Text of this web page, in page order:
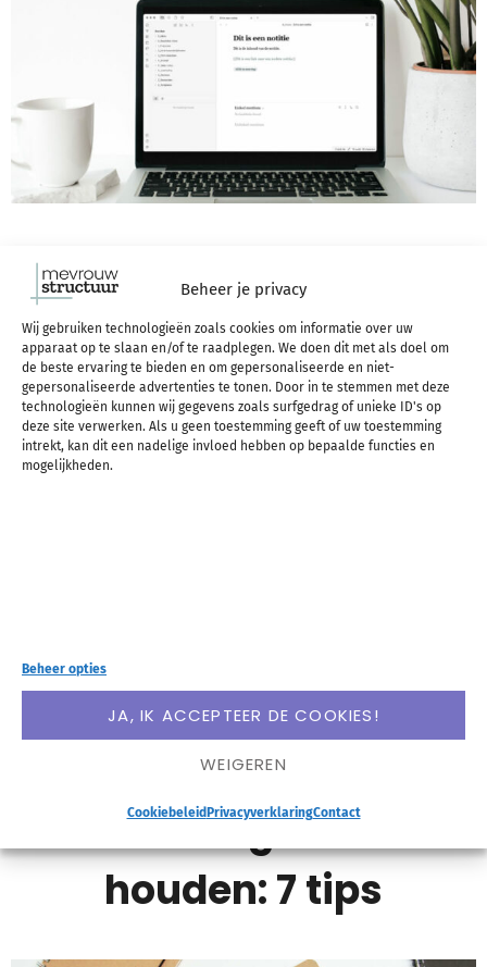
Beheer je privacy
Wij gebruiken technologieën zoals cookies om informatie over uw
apparaat op te slaan en/of te raadplegen. We doen dit met als doel om
de beste ervaring te bieden en om gepersonaliseerde en niet-
gepersonaliseerde advertenties te tonen. Door in te stemmen met deze
technologieën kunnen wij gegevens zoals surfgedrag of unieke ID's op
deze site verwerken. Als u geen toestemming geeft of uw toestemming
intrekt, kan dit een nadelige invloed hebben op bepaalde functies en
mogelijkheden.
Beheer opties
JA, IK ACCEPTEER DE COOKIES!
WEIGEREN
Cookiebeleid PrivacyverklaringContact
Obsidian is een notitie app die je op zo’n beetje al
je apparaten kunt gebruiken, en die zich vooral
onderscheidt van andere apps door het gebruik
van bestanden in je eigen beheer i.p.v. notities die
“vast” zitten in de app, en door de sterke
LEES VERDER
Mailbox vol? Je
mailbox leegmaken én
houden: 7 tips